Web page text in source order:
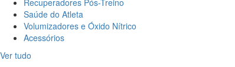
Recuperadores Pós-Treino
Saúde do Atleta
Volumizadores e Óxido Nítrico
Acessórios
Ver tudo